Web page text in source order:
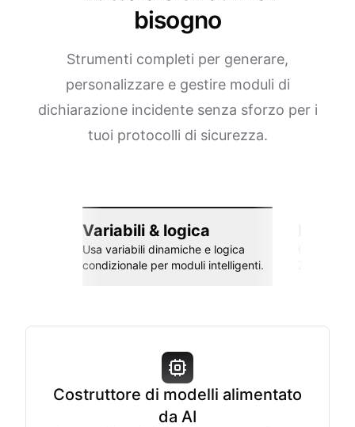
bisogno
Strumenti completi per generare,
personalizzare e gestire moduli di
dichiarazione incidente senza sforzo per i
tuoi protocolli di sicurezza.
Variabili & logica
Usa variabili dinamiche e logica
condizionale per moduli intelligenti.
Costruttore di modelli alimentato
da AI